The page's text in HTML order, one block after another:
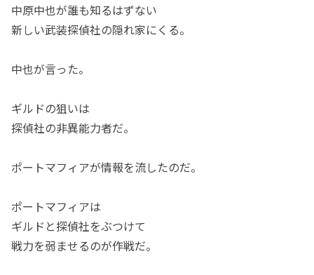
中原中也が誰も知るはずない
新しい武装探偵社の隠れ家にくる。
中也が言った。
ギルドの狙いは
探偵社の非異能力者だ。
ポートマフィアが情報を流したのだ。
ポートマフィアは
ギルドと探偵社をぶつけて
戦力を弱ませるのが作戦だ。